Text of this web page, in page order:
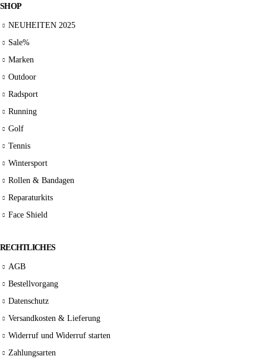
SHOP
NEUHEITEN 2025
Sale%
Marken
Outdoor
Radsport
Running
Golf
Tennis
Wintersport
Rollen & Bandagen
Reparaturkits
Face Shield
RECHTLICHES
AGB
Bestellvorgang
Datenschutz
Versandkosten & Lieferung
Widerruf und Widerruf starten
Zahlungsarten